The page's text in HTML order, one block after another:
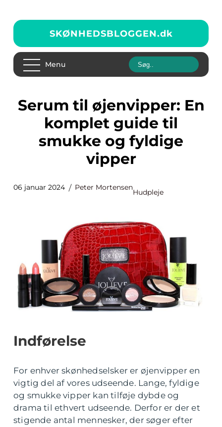
SKØNHEDSBLOGGEN.dk
Menu
Serum til øjenvipper: En
komplet guide til
smukke og fyldige
vipper
06 januar 2024 Peter Mortensen
Hudpleje
Indførelse
For enhver skønhedselsker er øjenvipper en
vigtig del af vores udseende. Lange, fyldige
og smukke vipper kan tilføje dybde og
drama til ethvert udseende. Derfor er der et
stigende antal mennesker, der søger efter